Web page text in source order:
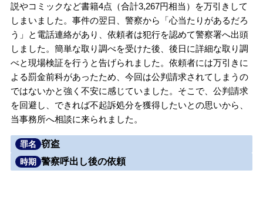
無料相談の口コミ評判
刑事事件について 知りたい方
刑事事件データベース
説やコミックなど書籍4点（合計3,267円相当）を万引きして
しまいました。事件の翌日、警察から「心当たりがあるだろ
う」と電話連絡があり、依頼者は犯行を認めて警察署へ出頭
しました。簡単な取り調べを受けた後、後日に詳細な取り調
べと現場検証を行うと告げられました。依頼者には万引きに
よる罰金前科があったため、今回は公判請求されてしまうの
ではないかと強く不安に感じていました。そこで、公判請求
を回避し、できれば不起訴処分を獲得したいとの思いから、
当事務所へ相談に来られました。
罪名 窃盗
時期 警察呼出し後の依頼